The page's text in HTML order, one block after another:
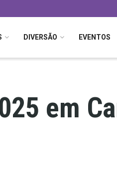
DIVERSÃO EVENTOS
em